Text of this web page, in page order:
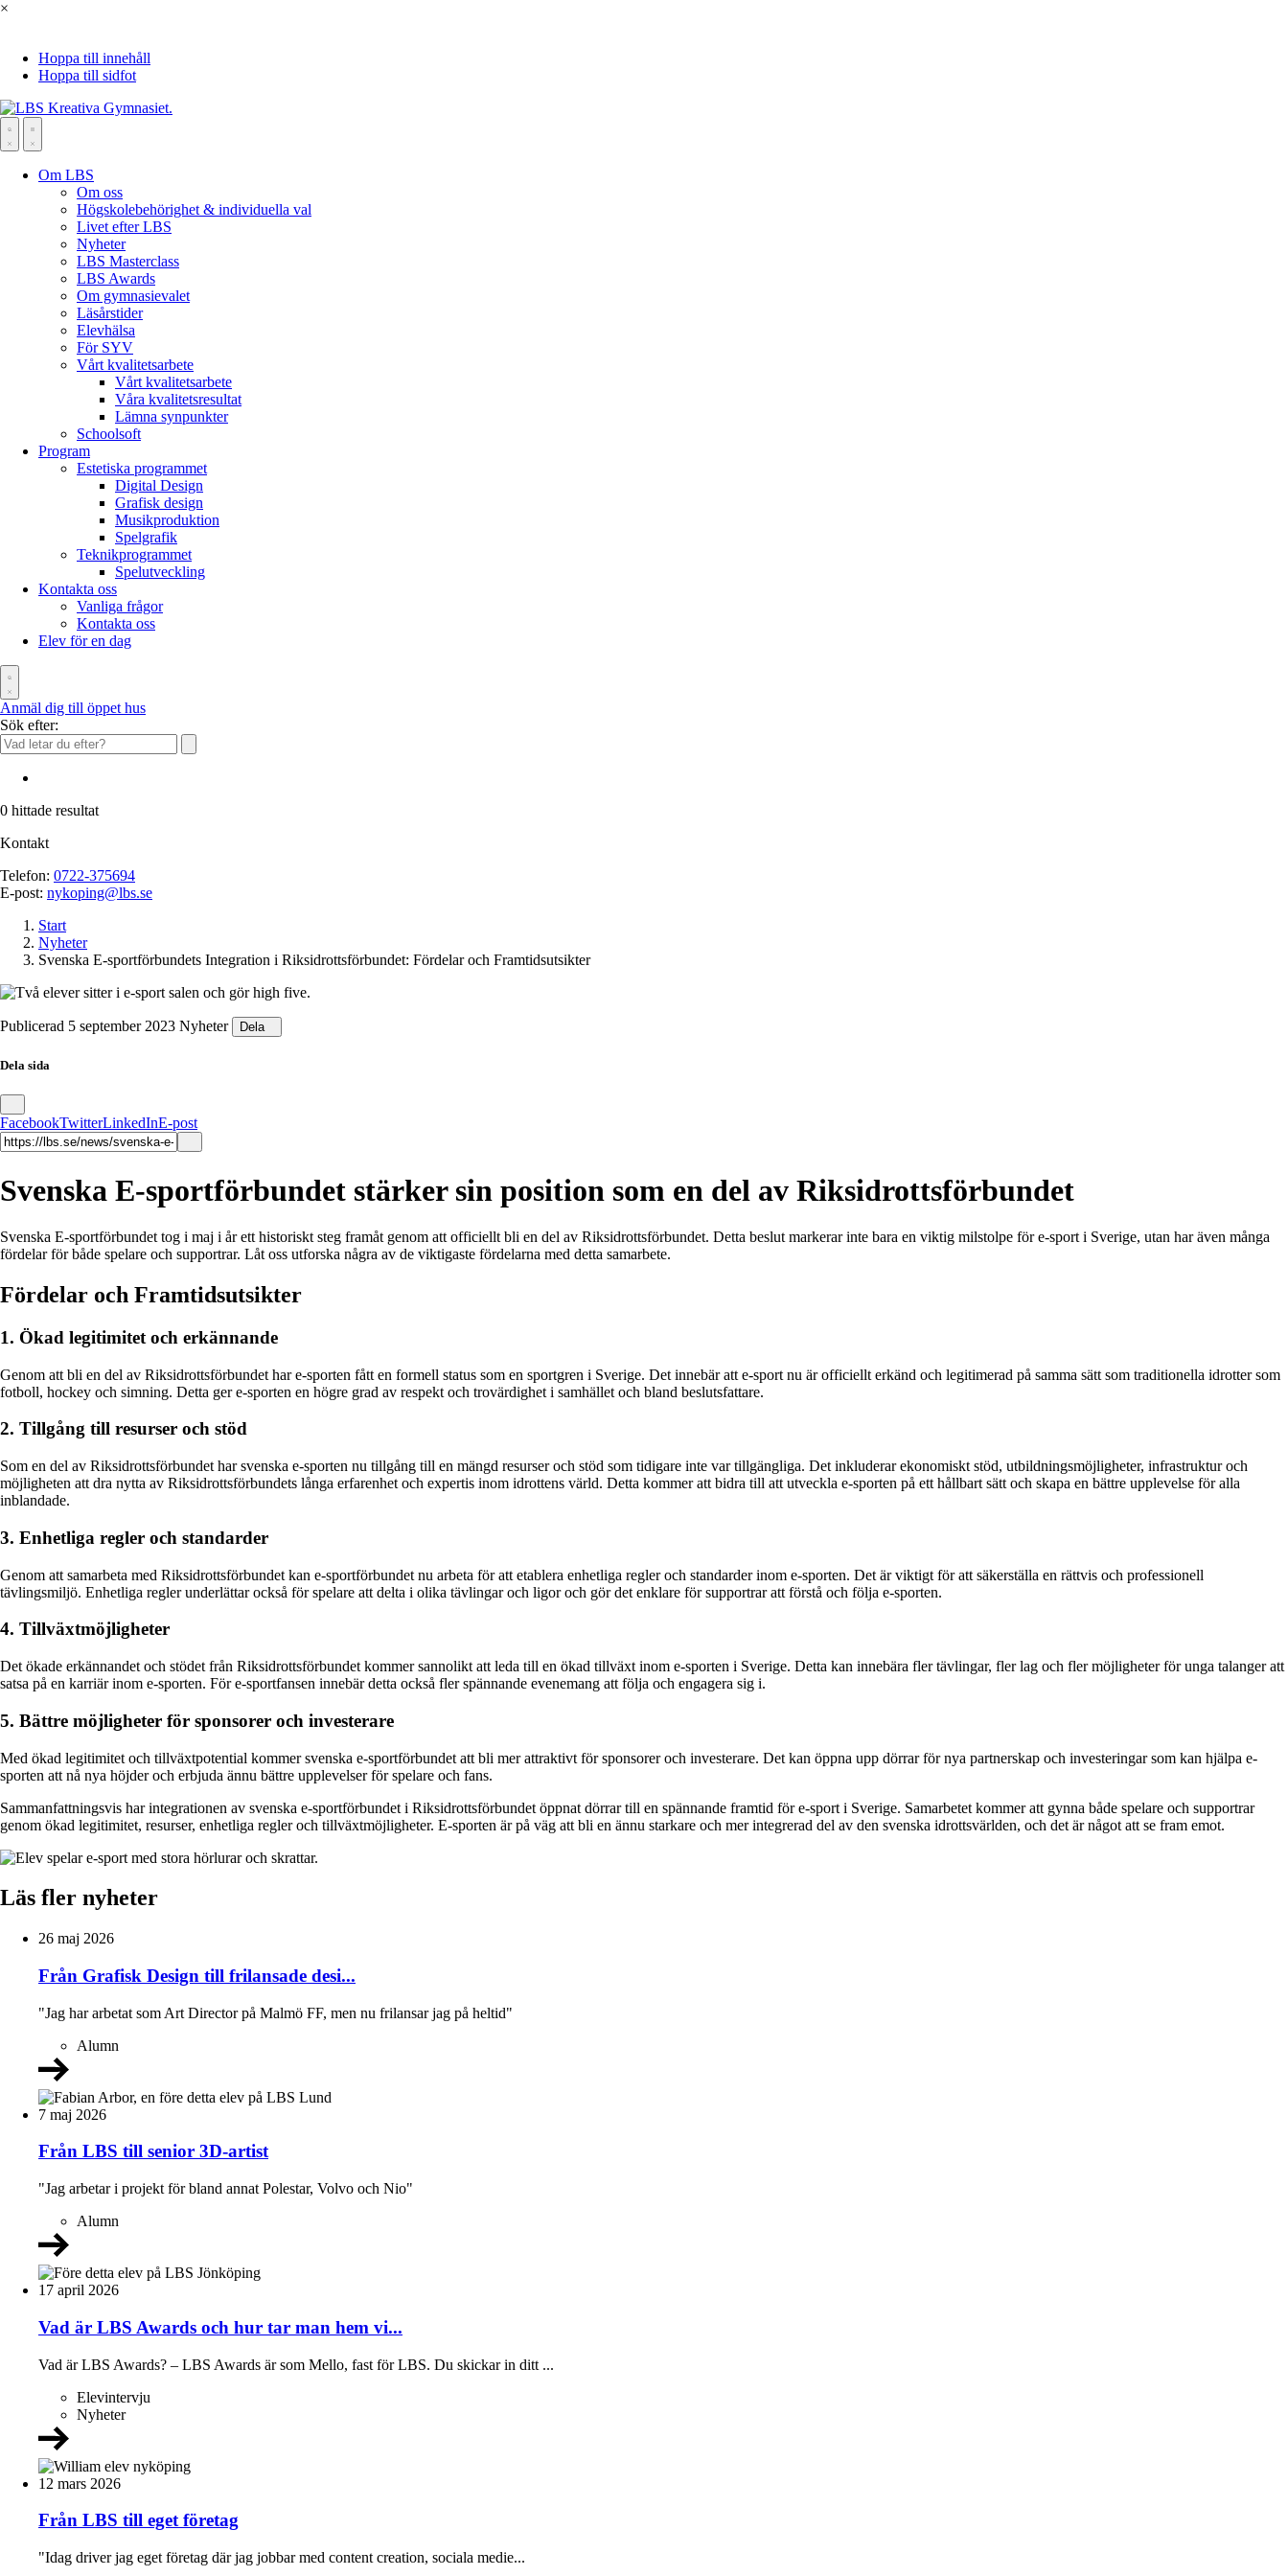
×
Hoppa till innehåll
Hoppa till sidfot
Om LBS
Om oss
Högskolebehörighet & individuella val
Livet efter LBS
Nyheter
LBS Masterclass
LBS Awards
Om gymnasievalet
Läsårstider
Elevhälsa
För SYV
Vårt kvalitetsarbete
Vårt kvalitetsarbete
Våra kvalitetsresultat
Lämna synpunkter
Schoolsoft
Program
Estetiska programmet
Digital Design
Grafisk design
Musikproduktion
Spelgrafik
Teknikprogrammet
Spelutveckling
Kontakta oss
Vanliga frågor
Kontakta oss
Elev för en dag
Anmäl dig till öppet hus
Sök efter:
0 hittade resultat
Kontakt
Telefon: 0722-375694
E-post: nykoping@lbs.se
Start
Nyheter
Svenska E-sportförbundets Integration i Riksidrottsförbundet: Fördelar och Framtidsutsikter
Publicerad 5 september 2023 Nyheter Dela
Dela sida
FacebookTwitterLinkedInE-post
Svenska E-sportförbundet stärker sin position som en del av Riksidrottsförbundet
Svenska E-sportförbundet tog i maj i år ett historiskt steg framåt genom att officiellt bli en del av Riksidrottsförbundet. Detta beslut markerar inte bara en viktig milstolpe för e-sport i Sverige, utan har även många
fördelar för både spelare och supportrar. Låt oss utforska några av de viktigaste fördelarna med detta samarbete.
Fördelar och Framtidsutsikter
1. Ökad legitimitet och erkännande
Genom att bli en del av Riksidrottsförbundet har e-sporten fått en formell status som en sportgren i Sverige. Det innebär att e-sport nu är officiellt erkänd och legitimerad på samma sätt som traditionella idrotter som
fotboll, hockey och simning. Detta ger e-sporten en högre grad av respekt och trovärdighet i samhället och bland beslutsfattare.
2. Tillgång till resurser och stöd
Som en del av Riksidrottsförbundet har svenska e-sporten nu tillgång till en mängd resurser och stöd som tidigare inte var tillgängliga. Det inkluderar ekonomiskt stöd, utbildningsmöjligheter, infrastruktur och
möjligheten att dra nytta av Riksidrottsförbundets långa erfarenhet och expertis inom idrottens värld. Detta kommer att bidra till att utveckla e-sporten på ett hållbart sätt och skapa en bättre upplevelse för alla
inblandade.
3. Enhetliga regler och standarder
Genom att samarbeta med Riksidrottsförbundet kan e-sportförbundet nu arbeta för att etablera enhetliga regler och standarder inom e-sporten. Det är viktigt för att säkerställa en rättvis och professionell
tävlingsmiljö. Enhetliga regler underlättar också för spelare att delta i olika tävlingar och ligor och gör det enklare för supportrar att förstå och följa e-sporten.
4. Tillväxtmöjligheter
Det ökade erkännandet och stödet från Riksidrottsförbundet kommer sannolikt att leda till en ökad tillväxt inom e-sporten i Sverige. Detta kan innebära fler tävlingar, fler lag och fler möjligheter för unga talanger att
satsa på en karriär inom e-sporten. För e-sportfansen innebär detta också fler spännande evenemang att följa och engagera sig i.
5. Bättre möjligheter för sponsorer och investerare
Med ökad legitimitet och tillväxtpotential kommer svenska e-sportförbundet att bli mer attraktivt för sponsorer och investerare. Det kan öppna upp dörrar för nya partnerskap och investeringar som kan hjälpa e-
sporten att nå nya höjder och erbjuda ännu bättre upplevelser för spelare och fans.
Sammanfattningsvis har integrationen av svenska e-sportförbundet i Riksidrottsförbundet öppnat dörrar till en spännande framtid för e-sport i Sverige. Samarbetet kommer att gynna både spelare och supportrar
genom ökad legitimitet, resurser, enhetliga regler och tillväxtmöjligheter. E-sporten är på väg att bli en ännu starkare och mer integrerad del av den svenska idrottsvärlden, och det är något att se fram emot.
Läs fler nyheter
26 maj 2026
Från Grafisk Design till frilansade desi...
"Jag har arbetat som Art Director på Malmö FF, men nu frilansar jag på heltid"
Alumn
7 maj 2026
Från LBS till senior 3D-artist
"Jag arbetar i projekt för bland annat Polestar, Volvo och Nio"
Alumn
17 april 2026
Vad är LBS Awards och hur tar man hem vi...
Vad är LBS Awards? – LBS Awards är som Mello, fast för LBS. Du skickar in ditt ...
Elevintervju
Nyheter
12 mars 2026
Från LBS till eget företag
"Idag driver jag eget företag där jag jobbar med content creation, sociala medie...